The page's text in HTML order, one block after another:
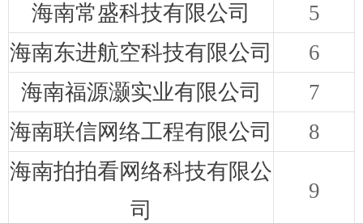
海南常盛科技有限公司
5
海南东进航空科技有限公司
6
海南福源灏实业有限公司
7
海南联信网络工程有限公司
8
海南拍拍看网络科技有限公
司
9